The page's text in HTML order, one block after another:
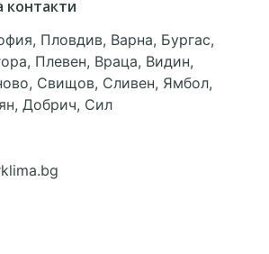
Пловдив, Варна, Бургас,
Плевен, Враца, Видин,
Свищов, Сливен, Ямбол,
Добрич, Сил